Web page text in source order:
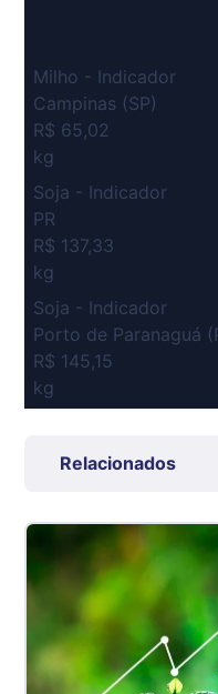
Milho - Indicador
Campinas (SP)
R$ 65,02
kg
Soja - Indicador
PR
R$ 137,33
kg
Soja - Indicador
Porto de Paranaguá
R$ 145,15
kg
Grande São Paulo (SP)
R$ 7,53
Suíno - Estadual
SP
R$ 5,06
Suíno - Estadual
MG
Relacionados